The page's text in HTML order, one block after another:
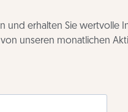
und erhalten Sie
von unseren monatlichen